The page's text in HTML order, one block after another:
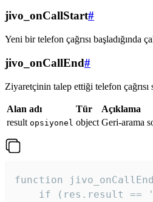
jivo_onCallStart#
Yeni bir telefon çağrısı başladığında
jivo_onCallEnd#
Ziyaretçinin talep ettiği telefon çağrısı
Alan adı Tür
Açıklama
result opsiyonel object Geri-arama
function
if (res.result ==